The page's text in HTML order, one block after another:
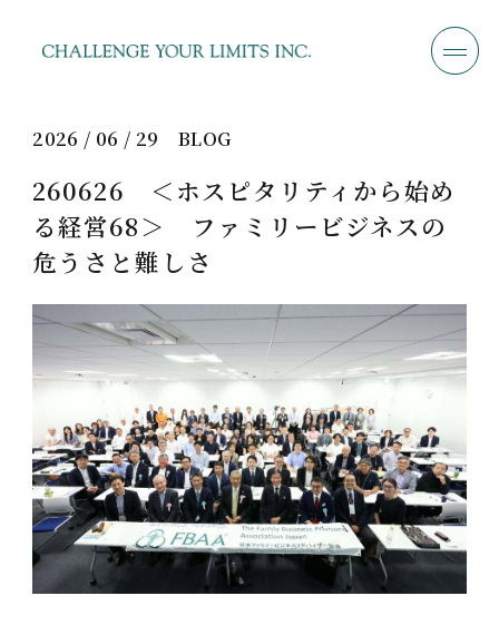
2026 / 06 / 29BLOG
260626 ＜ホスピタリティから始め
る経営68＞ ファミリービジネスの
危うさと難しさ